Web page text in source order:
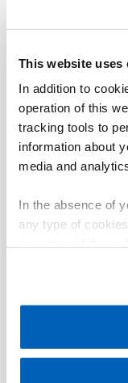
This website uses
In addition to
operation of this
tracking tools to
information about
media and
In the absence of
any type of
policy.
regarding
Gefran -